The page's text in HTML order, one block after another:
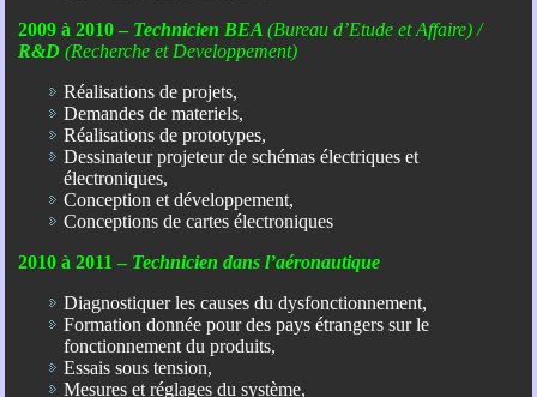
2009 à 2010 – Technicien BEA(Bureau d’Etude et Affaire) /
R&D(Recherche et Developpement)
Réalisations de projets,
Demandes de materiels,
Réalisations de prototypes,
Dessinateur projeteur de schémas électriques et
électroniques,
Conception et développement,
Conceptions de cartes électroniques
2010 à 2011 – Technicien dans l’aéronautique
Diagnostiquer les causes du dysfonctionnement,
Formation donnée pour des pays étrangers sur le
fonctionnement du produits,
Essais sous tension,
Mesures et réglages du système,